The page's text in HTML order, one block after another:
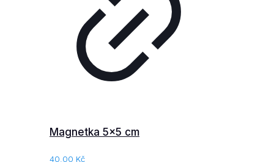
Magnetka 5×5 cm
40.00 Kč